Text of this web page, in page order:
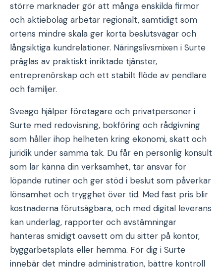
större marknader gör att många enskilda firmor
och aktiebolag arbetar regionalt, samtidigt som
ortens mindre skala ger korta beslutsvägar och
långsiktiga kundrelationer. Näringslivsmixen i Surte
präglas av praktiskt inriktade tjänster,
entreprenörskap och ett stabilt flöde av pendlare
och familjer.
Sveago hjälper företagare och privatpersoner i
Surte med redovisning, bokföring och rådgivning
som håller ihop helheten kring ekonomi, skatt och
juridik under samma tak. Du får en personlig konsult
som lär känna din verksamhet, tar ansvar för
löpande rutiner och ger stöd i beslut som påverkar
lönsamhet och trygghet över tid. Med fast pris blir
kostnaderna förutsägbara, och med digital leverans
kan underlag, rapporter och avstämningar
hanteras smidigt oavsett om du sitter på kontor,
byggarbetsplats eller hemma. För dig i Surte
innebär det mindre administration, bättre kontroll